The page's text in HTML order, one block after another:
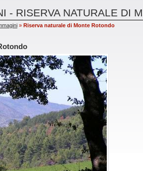
- RISERVA NATURALE DI
» Riserva naturale di Monte Rotondo